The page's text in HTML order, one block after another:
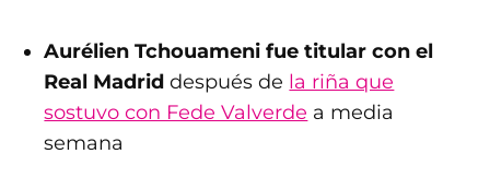
Aurélien Tchouameni fue titular con el
Real Madrid después de la riña que
sostuvo con Fede Valverde a media
semana